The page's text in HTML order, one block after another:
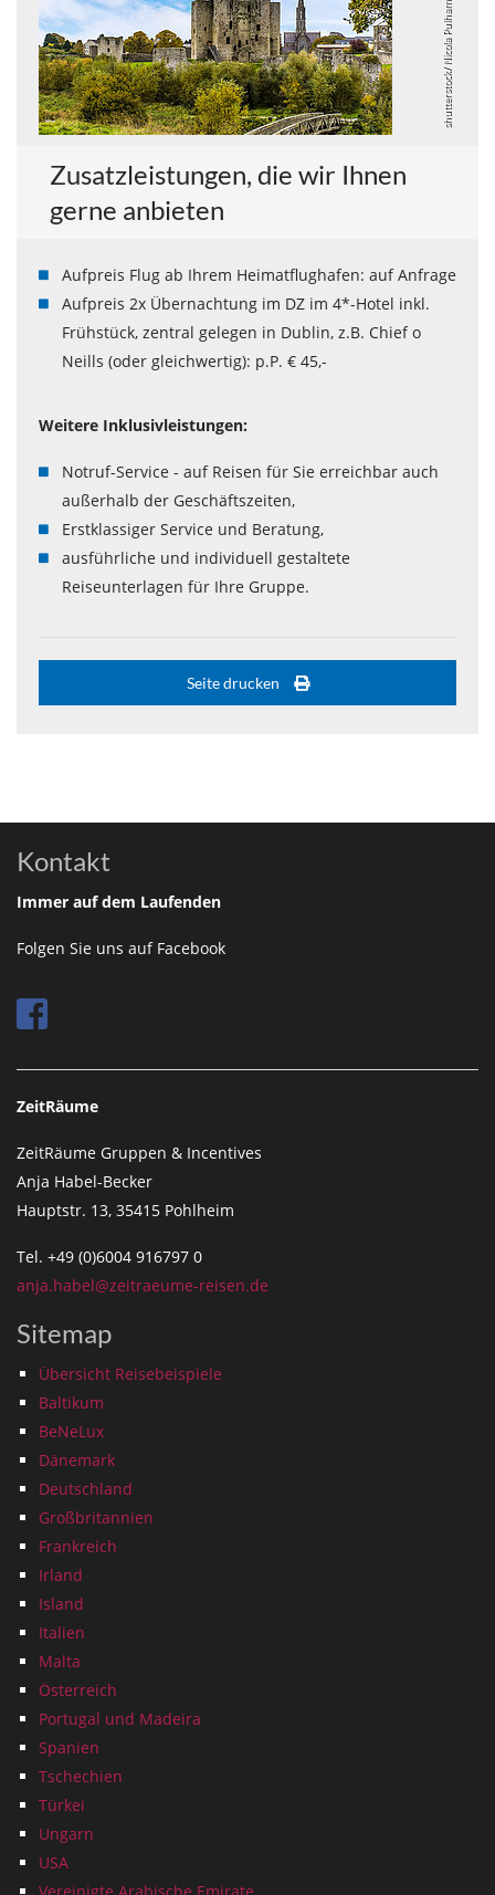
shutterstock/ Nicola Pulham
Zusatzleistungen, die wir Ihnen
gerne anbieten
Aufpreis Flug ab Ihrem Heimatflughafen: auf Anfrage
Aufpreis 2x Übernachtung im DZ im 4*-Hotel inkl.
Frühstück, zentral gelegen in Dublin, z.B. Chief o
Neills (oder gleichwertig): p.P. € 45,-
Weitere Inklusivleistungen:
Notruf-Service - auf Reisen für Sie erreichbar auch
außerhalb der Geschäftszeiten,
Erstklassiger Service und Beratung,
ausführliche und individuell gestaltete
Reiseunterlagen für Ihre Gruppe.
Seite drucken
Kontakt
Immer auf dem Laufenden
Folgen Sie uns auf Facebook
ZeitRäume
ZeitRäume Gruppen & Incentives
Anja Habel-Becker
Hauptstr. 13, 35415 Pohlheim
Tel. +49 (0)6004 916797 0
anja.habel@zeitraeume-reisen.de
Sitemap
Übersicht Reisebeispiele
Baltikum
BeNeLux
Dänemark
Deutschland
Großbritannien
Frankreich
Irland
Island
Italien
Malta
Österreich
Portugal und Madeira
Spanien
Tschechien
Türkei
Ungarn
USA